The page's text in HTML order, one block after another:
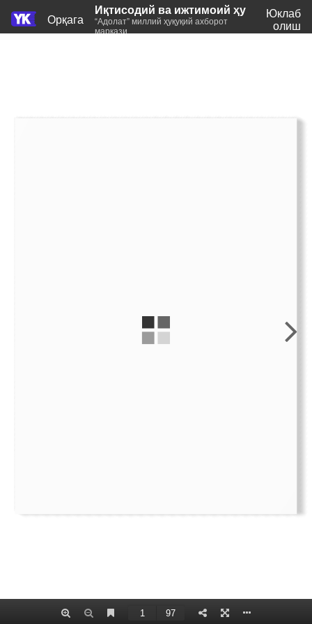
Орқага
Иқтисодий ва ижтимоий ҳуқуқлар
“Адолат” миллий ҳуқуқий ахборот
маркази
Юклаб
олиш